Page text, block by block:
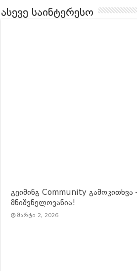
ასევე საინტერესო
გეიმინგ Community გამოკითხვა
მნიშვნელოვანია!
მარტი 2, 2026